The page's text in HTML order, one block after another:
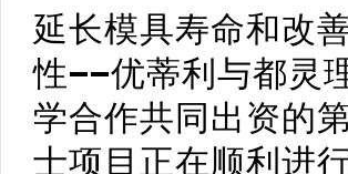
延长模具寿命和改
性——优蒂利与都灵
学合作共同出资的
士项目正在顺利进